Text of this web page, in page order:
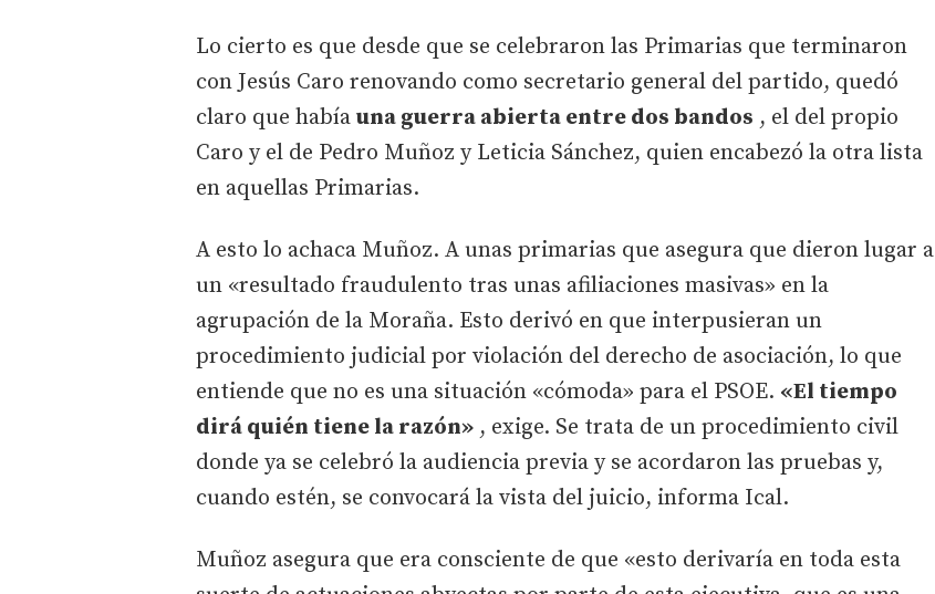
Lo cierto es que desde que se celebraron las Primarias que terminaron
con Jesús Caro renovando como secretario general del partido, quedó
claro que había una guerra abierta entre dos bandos , el del propio
Caro y el de Pedro Muñoz y Leticia Sánchez, quien encabezó la otra lista
en aquellas Primarias.
A esto lo achaca Muñoz. A unas primarias que asegura que dieron lugar a
un «resultado fraudulento tras unas afiliaciones masivas» en la
agrupación de la Moraña. Esto derivó en que interpusieran un
procedimiento judicial por violación del derecho de asociación, lo que
entiende que no es una situación «cómoda» para el PSOE. «El tiempo
dirá quién tiene la razón» , exige. Se trata de un procedimiento civil
donde ya se celebró la audiencia previa y se acordaron las pruebas y,
cuando estén, se convocará la vista del juicio, informa Ical.
Muñoz asegura que era consciente de que «esto derivaría en toda esta